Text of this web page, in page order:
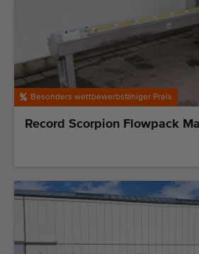
Besonders wettbewerbsfähiger Preis
Record Scorpion Flowpack